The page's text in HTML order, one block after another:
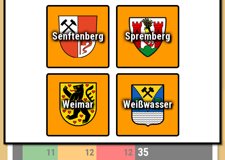
5. Feinherb
14 14 37
6. Havanna Club
15 36
6. Klopf Klopf
13 9 14 36
6. Tisch Zwei
16 11 36
7. Strunzensbleede
11 12 12 35
Senftenberg Spremberg
Weimar Weißwasser